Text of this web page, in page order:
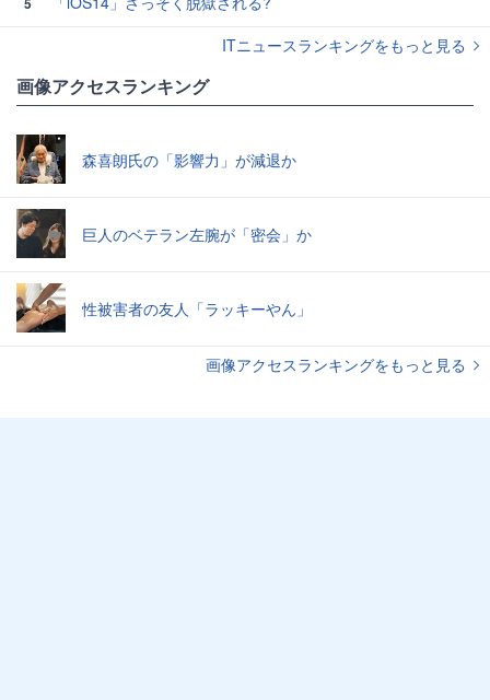
ITニュースランキングをもっと見る
画像アクセスランキング
森喜朗氏の「影響力」が減退か
巨人のベテラン左腕が「密会」か
性被害者の友人「ラッキーやん」
画像アクセスランキングをもっと見る